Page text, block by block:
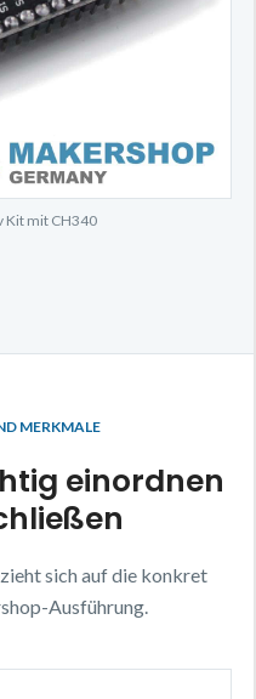
Kit mit CH340
MERKMALE
einordnen
sich auf die konkret
Ausführung.